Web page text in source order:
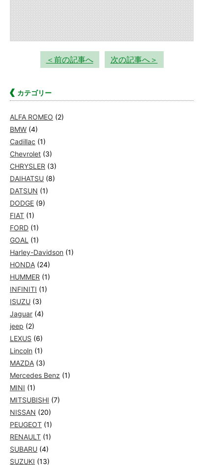
＜前の記事へ 次の記事へ＞
カテゴリー
ALFA ROMEO (2)
BMW (4)
Cadillac (1)
Chevrolet (3)
CHRYSLER (3)
DAIHATSU (8)
DATSUN (1)
DODGE (9)
FIAT (1)
FORD (1)
GOAL (1)
Harley-Davidson (1)
HONDA (24)
HUMMER (1)
INFINITI (1)
ISUZU (3)
Jaguar (4)
jeep (2)
LEXUS (6)
Lincoln (1)
MAZDA (3)
Mercedes Benz (1)
MINI (1)
MITSUBISHI (7)
NISSAN (20)
PEUGEOT (1)
RENAULT (1)
SUBARU (4)
SUZUKI (13)